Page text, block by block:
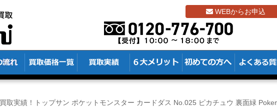
WEBからお申込
取実績！トップサン ポケットモンスター カードダス No.025 ピカチュウ 裏面緑